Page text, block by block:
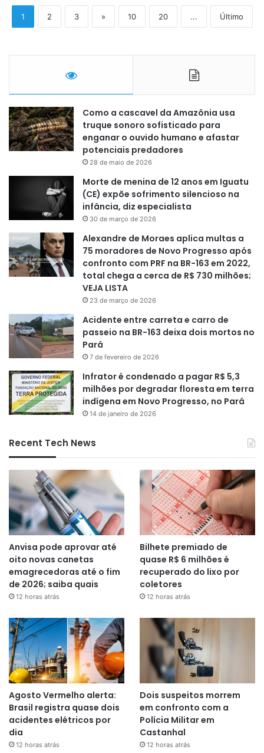
1 2 3 » 10 20 ... Último
Como a cascavel da Amazônia usa
truque sonoro sofisticado para
enganar o ouvido humano e afastar
potenciais predadores
28 de maio de 2026
Morte de menina de 12 anos em Iguatu
(CE) expõe sofrimento silencioso na
infância, diz especialista
30 de março de 2026
Alexandre de Moraes aplica multas a
75 moradores de Novo Progresso após
confronto com PRF na BR-163 em 2022,
total chega a cerca de R$ 730 milhões;
VEJA LISTA
23 de março de 2026
Acidente entre carreta e carro de
passeio na BR-163 deixa dois mortos no
Pará
7 de fevereiro de 2026
Infrator é condenado a pagar R$ 5,3
milhões por degradar floresta em terra
indígena em Novo Progresso, no Pará
14 de janeiro de 2026
Recent Tech News
Anvisa pode aprovar até
oito novas canetas
emagrecedoras até o fim
de 2026; saiba quais
12 horas atrás
Bilhete premiado de
quase R$ 6 milhões é
recuperado do lixo por
coletores
12 horas atrás
Agosto Vermelho alerta:
Brasil registra quase dois
acidentes elétricos por
dia
12 horas atrás
Dois suspeitos morrem
em confronto com a
Polícia Militar em
Castanhal
12 horas atrás